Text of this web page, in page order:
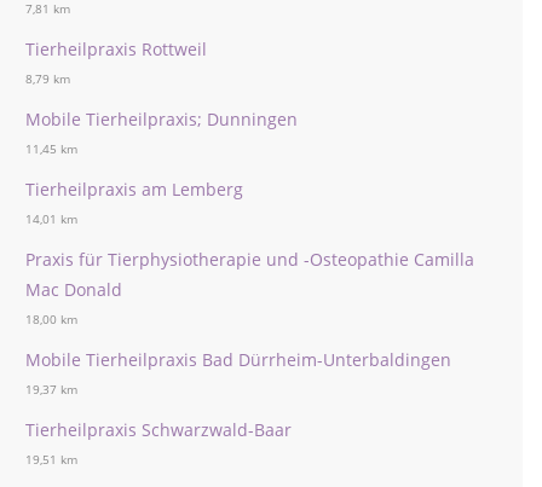
7,81 km
Tierheilpraxis Rottweil
8,79 km
Mobile Tierheilpraxis; Dunningen
11,45 km
Tierheilpraxis am Lemberg
14,01 km
Praxis für Tierphysiotherapie und -Osteopathie Camilla
Mac Donald
18,00 km
Mobile Tierheilpraxis Bad Dürrheim-Unterbaldingen
19,37 km
Tierheilpraxis Schwarzwald-Baar
19,51 km